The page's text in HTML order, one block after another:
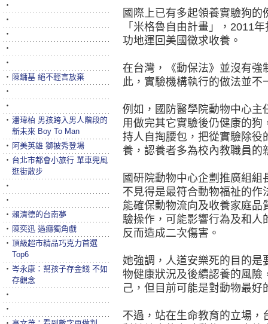
國際上已有多起領養實驗狗
「米格魯自由計畫」，2011
功地運回美國徵求收養。
在台灣，《動保法》並沒有強
此，實驗機構執行的做法並不
例如，國防醫學院動物中心主
用做完其它實驗後仍健康的
持人自掏腰包，把從實驗除役
養，認養者多為校內教職員的
國研院動物中心企劃推廣組
不見得是最符合動物福祉的
能確保動物流向及收養家庭
驗操作，可能影響行為及和人
反而造成二次傷害。
她強調，人道安樂死的目的是
物健康狀況及後續認養的風險
己，但目前可能是對動物最好
不過，站在生命教育的立場
‧
‧
‧
‧
‧
‧ 陳鏞基 絕不輕言放棄
‧
‧
‧ 潘瑋柏 男孩跨入男人階段的
新未來 Boy To Man
‧ 阿美英雄 獅披秀登場
‧ 台北市都會小旅行 單車兜風
逛街散步
‧
‧
‧ 賴清德的台南夢
‧ 陳奕迅 過癮獨角戲
‧ 頂級超市精品巧克力首選
Top6
‧ 岑永康：幫孩子存金錢 不如
存觀念
‧
‧